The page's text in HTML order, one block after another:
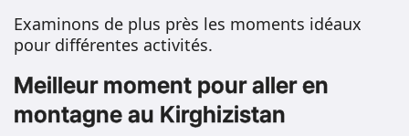
Examinons de plus près les moments idéaux
pour différentes activités.
Meilleur moment pour aller en
montagne au Kirghizistan